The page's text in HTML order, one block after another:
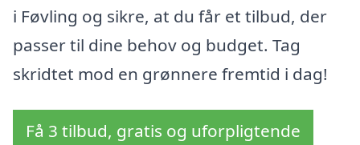
i Føvling og sikre, at du får et tilbud, der
passer til dine behov og budget. Tag
skridtet mod en grønnere fremtid i dag!
Få 3 tilbud, gratis og uforpligtende